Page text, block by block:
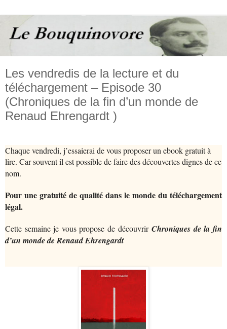
Les vendredis de la lecture et du
téléchargement – Episode 30
(Chroniques de la fin d’un monde de
Renaud Ehrengardt )
Chaque vendredi, j’essaierai de vous proposer un ebook gratuit à
lire. Car souvent il est possible de faire des découvertes dignes de ce
nom.
Pour une gratuité de qualité dans le monde du téléchargement
légal.
Cette semaine je vous propose de découvrirChroniques de la fin
d’un monde de Renaud Ehrengardt